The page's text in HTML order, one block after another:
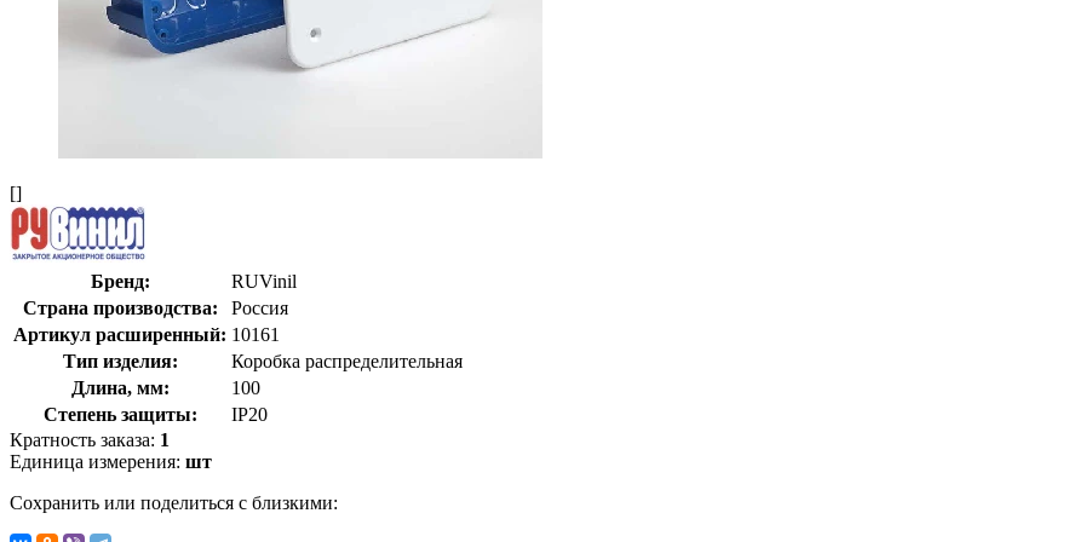
[]
Бренд:
RUVinil
Страна производства:
Россия
Артикул расширенный: 10161
Тип изделия:
Коробка распределительная
Длина, мм:
100
Степень защиты:
IP20
Кратность заказа: 1
Единица измерения: шт
Сохранить или поделиться с близкими: